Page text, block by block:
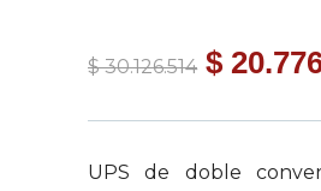
$30.126.514 $
UPS de doble